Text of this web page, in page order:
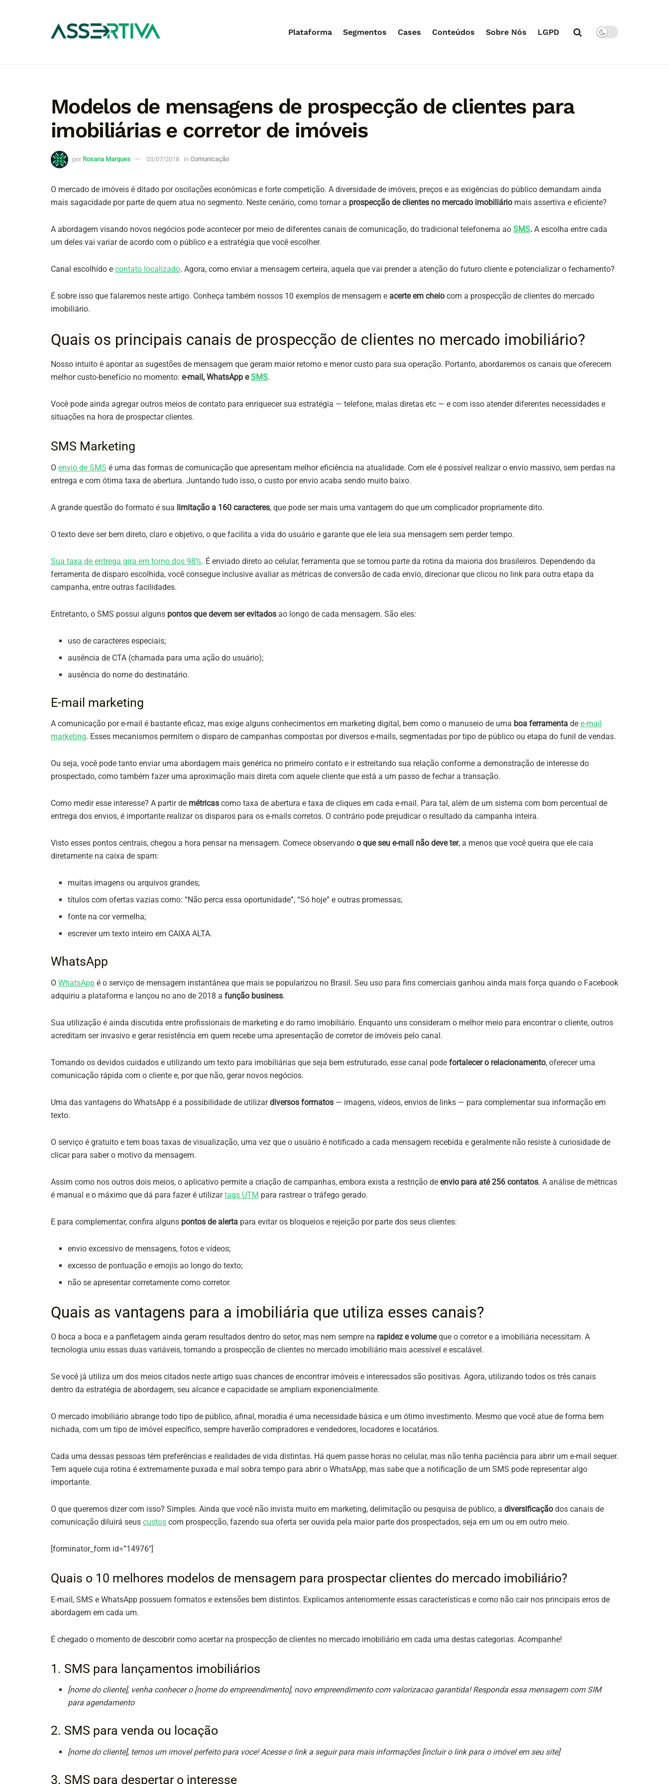
Plataforma Segmentos Cases Conteúdos Sobre Nós LGPD
Modelos de mensagens de prospecção de clientes para
imobiliárias e corretor de imóveis
por Rosana Marques 03/07/2018 in Comunicação
O mercado de imóveis é ditado por oscilações econômicas e forte competição. A diversidade de imóveis, preços e as exigências do público demandam ainda
mais sagacidade por parte de quem atua no segmento. Neste cenário, como tornar a prospecção de clientes no mercado imobiliário mais assertiva e eficiente?
A abordagem visando novos negócios pode acontecer por meio de diferentes canais de comunicação, do tradicional telefonema ao SMS. A escolha entre cada
um deles vai variar de acordo com o público e a estratégia que você escolher.
Canal escolhido e contato localizado. Agora, como enviar a mensagem certeira, aquela que vai prender a atenção do futuro cliente e potencializar o fechamento?
É sobre isso que falaremos neste artigo. Conheça também nossos 10 exemplos de mensagem e acerte em cheio com a prospecção de clientes do mercado
imobiliário.
Quais os principais canais de prospecção de clientes no mercado imobiliário?
Nosso intuito é apontar as sugestões de mensagem que geram maior retorno e menor custo para sua operação. Portanto, abordaremos os canais que oferecem
melhor custo-benefício no momento: e-mail, WhatsApp eSMS.
Você pode ainda agregar outros meios de contato para enriquecer sua estratégia — telefone, malas diretas etc — e com isso atender diferentes necessidades e
situações na hora de prospectar clientes.
SMS Marketing
O envio de SMS é uma das formas de comunicação que apresentam melhor eficiência na atualidade. Com ele é possível realizar o envio massivo, sem perdas na
entrega e com ótima taxa de abertura. Juntando tudo isso, o custo por envio acaba sendo muito baixo.
A grande questão do formato é sua limitação a 160 caracteres, que pode ser mais uma vantagem do que um complicador propriamente dito.
O texto deve ser bem direto, claro e objetivo, o que facilita a vida do usuário e garante que ele leia sua mensagem sem perder tempo.
Sua taxa de entrega gira em torno dos 98%. É enviado direto ao celular, ferramenta que se tornou parte da rotina da maioria dos brasileiros. Dependendo da
ferramenta de disparo escolhida, você consegue inclusive avaliar as métricas de conversão de cada envio, direcionar que clicou no link para outra etapa da
campanha, entre outras facilidades.
Entretanto, o SMS possui alguns pontos que devem ser evitados ao longo de cada mensagem. São eles:
uso de caracteres especiais;
ausência de CTA (chamada para uma ação do usuário);
ausência do nome do destinatário.
E-mail marketing
A comunicação por e-mail é bastante eficaz, mas exige alguns conhecimentos em marketing digital, bem como o manuseio de uma boa ferramenta de e-mail
marketing. Esses mecanismos permitem o disparo de campanhas compostas por diversos e-mails, segmentadas por tipo de público ou etapa do funil de vendas.
Ou seja, você pode tanto enviar uma abordagem mais genérica no primeiro contato e ir estreitando sua relação conforme a demonstração de interesse do
prospectado, como também fazer uma aproximação mais direta com aquele cliente que está a um passo de fechar a transação.
Como medir esse interesse? A partir de métricas como taxa de abertura e taxa de cliques em cada e-mail. Para tal, além de um sistema com bom percentual de
entrega dos envios, é importante realizar os disparos para os e-mails corretos. O contrário pode prejudicar o resultado da campanha inteira.
Visto esses pontos centrais, chegou a hora pensar na mensagem. Comece observando o que seu e-mail não deve ter, a menos que você queira que ele caia
diretamente na caixa de spam:
muitas imagens ou arquivos grandes;
títulos com ofertas vazias como: “Não perca essa oportunidade”, “Só hoje” e outras promessas;
fonte na cor vermelha;
escrever um texto inteiro em CAIXA ALTA.
WhatsApp
O WhatsApp é o serviço de mensagem instantânea que mais se popularizou no Brasil. Seu uso para fins comerciais ganhou ainda mais força quando o Facebook
adquiriu a plataforma e lançou no ano de 2018 a função business.
Sua utilização é ainda discutida entre profissionais de marketing e do ramo imobiliário. Enquanto uns consideram o melhor meio para encontrar o cliente, outros
acreditam ser invasivo e gerar resistência em quem recebe uma apresentação de corretor de imóveis pelo canal.
Tomando os devidos cuidados e utilizando um texto para imobiliárias que seja bem estruturado, esse canal pode fortalecer o relacionamento, oferecer uma
comunicação rápida com o cliente e, por que não, gerar novos negócios.
Uma das vantagens do WhatsApp é a possibilidade de utilizardiversos formatos — imagens, vídeos, envios de links — para complementar sua informação em
texto.
O serviço é gratuito e tem boas taxas de visualização, uma vez que o usuário é notificado a cada mensagem recebida e geralmente não resiste à curiosidade de
clicar para saber o motivo da mensagem.
Assim como nos outros dois meios, o aplicativo permite a criação de campanhas, embora exista a restrição de envio para até 256 contatos. A análise de métricas
é manual e o máximo que dá para fazer é utilizartags UTM para rastrear o tráfego gerado.
E para complementar, confira alguns pontos de alerta para evitar os bloqueios e rejeição por parte dos seus clientes:
envio excessivo de mensagens, fotos e vídeos;
excesso de pontuação e emojis ao longo do texto;
não se apresentar corretamente como corretor.
Quais as vantagens para a imobiliária que utiliza esses canais?
O boca a boca e a panfletagem ainda geram resultados dentro do setor, mas nem sempre na rapidez e volumeque o corretor e a imobiliária necessitam. A
tecnologia uniu essas duas variáveis, tornando a prospecção de clientes no mercado imobiliário mais acessível e escalável.
Se você já utiliza um dos meios citados neste artigo suas chances de encontrar imóveis e interessados são positivas. Agora, utilizando todos os três canais
dentro da estratégia de abordagem, seu alcance e capacidade se ampliam exponencialmente.
O mercado imobiliário abrange todo tipo de público, afinal, moradia é uma necessidade básica e um ótimo investimento. Mesmo que você atue de forma bem
nichada, com um tipo de imóvel específico, sempre haverão compradores e vendedores, locadores e locatários.
Cada uma dessas pessoas têm preferências e realidades de vida distintas. Há quem passe horas no celular, mas não tenha paciência para abrir um e-mail sequer.
Tem aquele cuja rotina é extremamente puxada e mal sobra tempo para abrir o WhatsApp, mas sabe que a notificação de um SMS pode representar algo
importante.
O que queremos dizer com isso? Simples. Ainda que você não invista muito em marketing, delimitação ou pesquisa de público, a diversificação dos canais de
comunicação diluirá seus custos com prospecção, fazendo sua oferta ser ouvida pela maior parte dos prospectados, seja em um ou em outro meio.
[forminator_form id=”14976″]
Quais o 10 melhores modelos de mensagem para prospectar clientes do mercado imobiliário?
E-mail, SMS e WhatsApp possuem formatos e extensões bem distintos. Explicamos anteriormente essas características e como não cair nos principais erros de
abordagem em cada um.
É chegado o momento de descobrir como acertar na prospecção de clientes no mercado imobiliário em cada uma destas categorias. Acompanhe!
1. SMS para lançamentos imobiliários
[nome do cliente], venha conhecer o [nome do empreendimento], novo empreendimento com valorizacao garantida! Responda essa mensagem com SIM
para agendamento
2. SMS para venda ou locação
[nome do cliente], temos um imovel perfeito para voce! Acesse o link a seguir para mais informações [incluir o link para o imóvel em seu site]
3. SMS para despertar o interesse